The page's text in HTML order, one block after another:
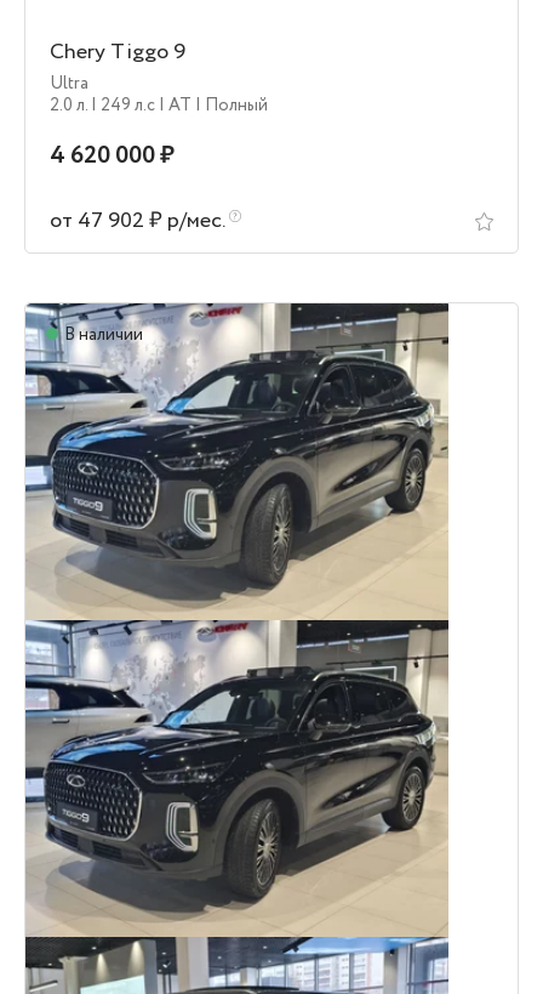
Chery Tiggo 9
Ultra
2.0 л. | 249 л.c | AT | Полный
4 620 000 ₽
от 47 902 ₽ р/мес.
В наличии